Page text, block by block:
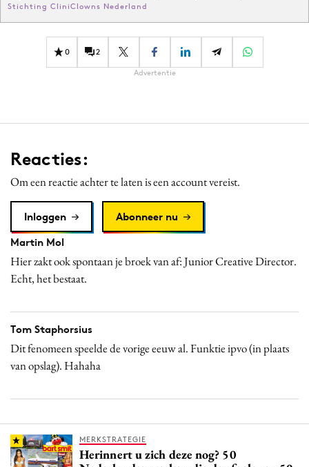
Stichting CliniClowns Nederland
0 2
Advertentie
Reacties:
Om een reactie achter te laten is een account vereist.
Inloggen
Abonneer nu
Martin Mol
Hier zakt ook spontaan je broek van af: Junior Creative Director.
Echt, het bestaat.
Tom Staphorsius
Dit fenomeen speelde de vorige eeuw al. Funktie ipvo (in plaats
van opslag). Hahaha
MERKSTRATEGIE
Herinnert u zich deze nog? 50